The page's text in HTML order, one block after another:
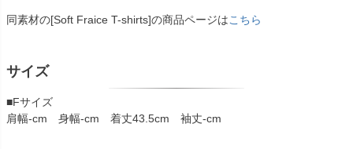
同素材の[Soft Fraice T-shirts]の商品ページはこちら
サイズ
■Fサイズ
肩幅-cm 身幅-cm 着丈43.5cm 袖丈-cm